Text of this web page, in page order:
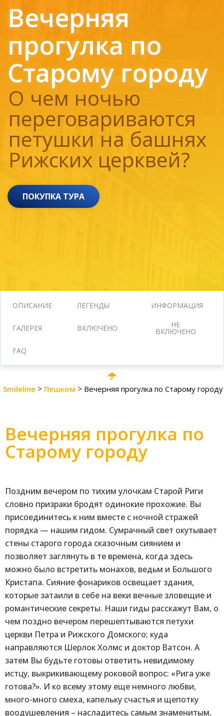
Вечерняя
прогулка по
Старому городу
О чем ночью
переговариваются
петушки на башнях
Рижских церквей?
ПОКУПКА ТУРА
ОПИСАНИЕ ЛЕГЕНДЫ ИНФОРМАЦИЯ
ГАЛЕРЕЯ ВКЛЮЧЕНО НЕ
ВКЛЮЧЕНО
FAQ
Smileline > Пешком > Вечерняя прогулка по Старому городу
Вечерняя прогулка по
Старому городу
Поздним вечером по тихим улочкам Старой Риги
словно призраки бродят одинокие прохожие. Вы
присоединитесь к ним вместе с ночной стражей
порядка — нашим гидом. Сумрачный свет окутывает
стены старого города сказочным сиянием и
позволяет заглянуть в те времена, когда здесь
можно было встретить монахов, ведьм и Большого
Кристапа. Сияние фонариков освещает здания,
которые затаили в себе на веки вечные зловещие и
романтические секреты. Наши гиды расскажут Вам, о
чем поздно вечером перешептываются петухи
церкви Петра и Рижского Домского; куда
направляются Шерлок Холмс и доктор Ватсон. А
затем Вы будьте готовы ответить невидимому
истцу, выкрикивающему роковой вопрос: «Рига уже
готова?». И ко всему этому еще немного любви,
много-много смеха, капельку счастья и щепотку
воодушевления – насладитесь самым знаменитым,